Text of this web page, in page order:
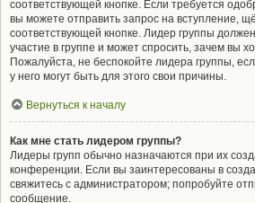
соответствующей кнопке. Если требуется
вы можете отправить запрос на вступление,
соответствующей кнопке. Лидер группы
участие в группе и может спросить, зачем вы
Пожалуйста, не беспокойте лидера группы,
у него могут быть для этого свои причины.
Вернуться к началу
Как мне стать лидером группы?
Лидеры групп обычно назначаются при их
конференции. Если вы заинтересованы в
свяжитесь с администратором; попробуйте
сообщение.